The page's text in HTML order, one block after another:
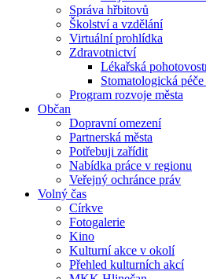
Správa hřbitovů
Školství a vzdělání
Virtuální prohlídka
Zdravotnictví
Lékařská
Stomatologická
Program rozvoje města
Občan
Dopravní omezení
Partnerská města
Potřebuji zařídit
Nabídka práce v regionu
Veřejný ochránce práv
Volný čas
Církve
Fotogalerie
Kino
Kulturní akce v okolí
Přehled kulturních akcí